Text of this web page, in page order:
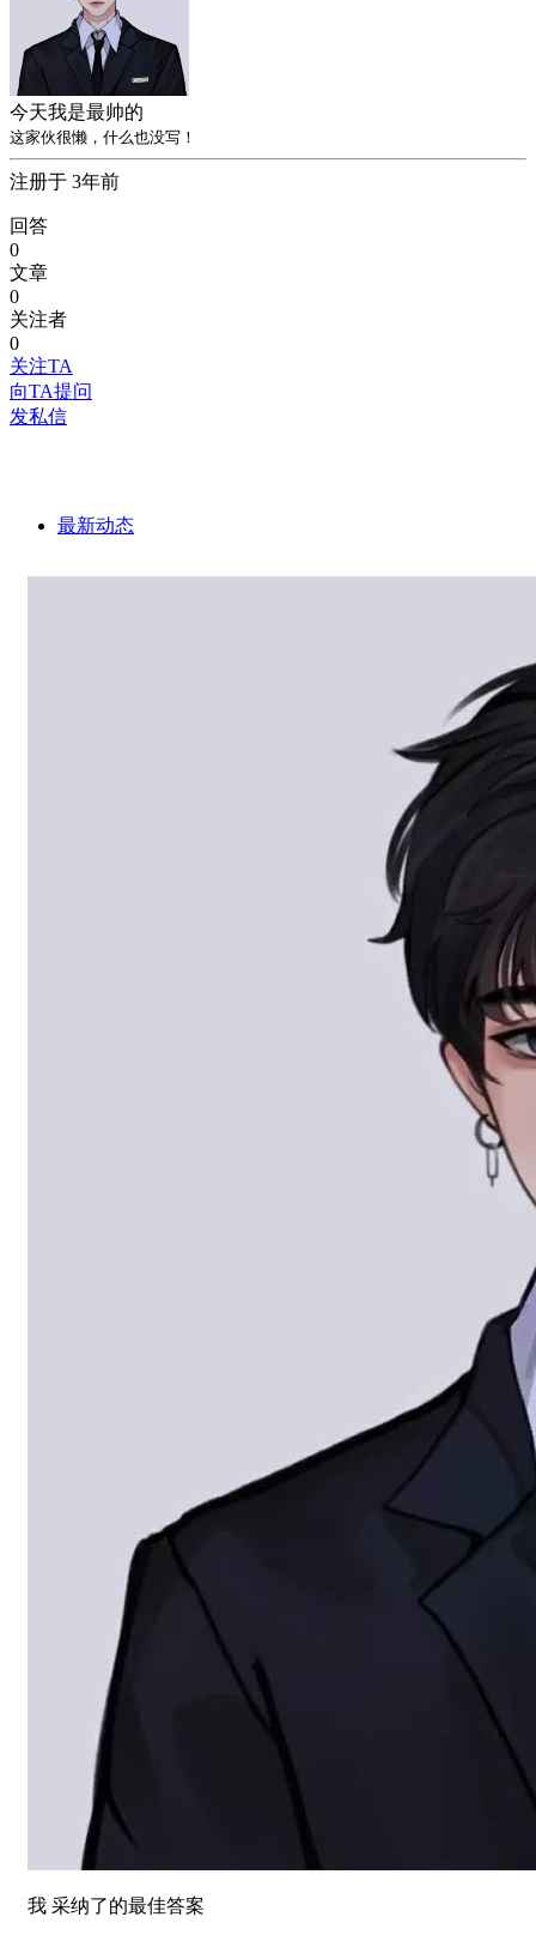
今天我是最帅的
这家伙很懒，什么也没写！
注册于 3年前
回答
0
文章
0
关注者
0
关注TA
向TA提问
发私信
最新动态
我 采纳了的最佳答案